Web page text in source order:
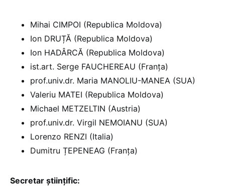
Mihai CIMPOI (Republica Moldova)
Ion DRUȚĂ (Republica Moldova)
Ion HADÂRCĂ (Republica Moldova)
ist.art. Serge FAUCHEREAU (Franța)
prof.univ.dr. Maria MANOLIU-MANEA (SUA)
Valeriu MATEI (Republica Moldova)
Michael METZELTIN (Austria)
prof.univ.dr. Virgil NEMOIANU (SUA)
Lorenzo RENZI (Italia)
Dumitru ȚEPENEAG (Franța)
Secretar ştiinţific: